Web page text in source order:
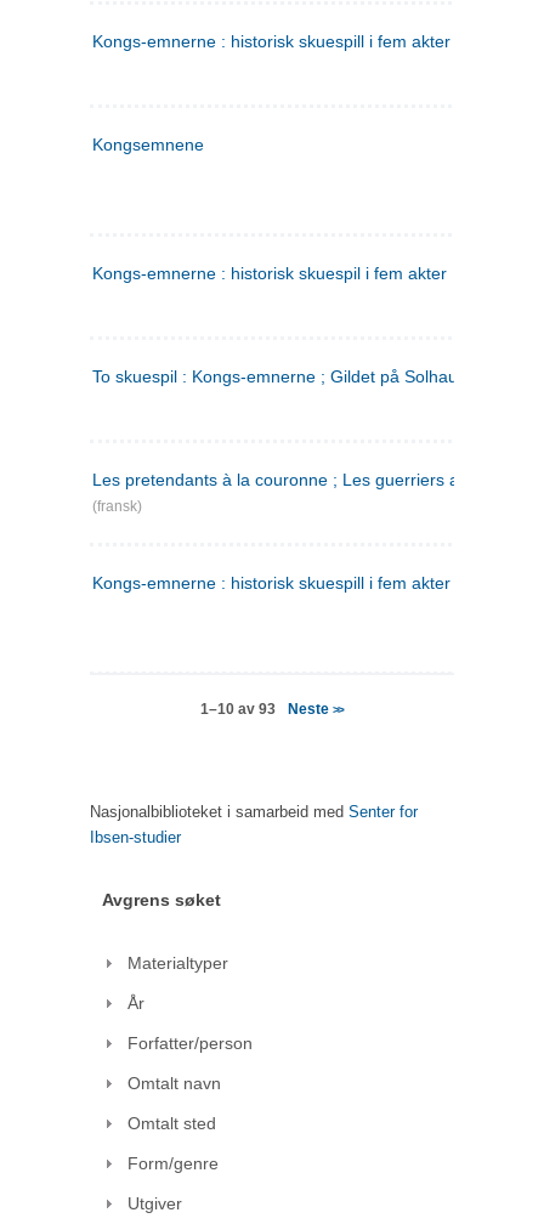
Kongs-emnerne : historisk skuespill i fem akter
Kongsemnene
Kongs-emnerne : historisk skuespil i fem akter
To skuespil : Kongs-emnerne ; Gildet på Solhaug
Les pretendants à la couronne ; Les guerriers a Helgeland
(fransk)
Kongs-emnerne : historisk skuespill i fem akter
1–10 av 93 Neste>>
Nasjonalbiblioteket i samarbeid med Senter for
Ibsen-studier
Avgrens søket
Materialtyper
År
Forfatter/person
Omtalt navn
Omtalt sted
Form/genre
Utgiver